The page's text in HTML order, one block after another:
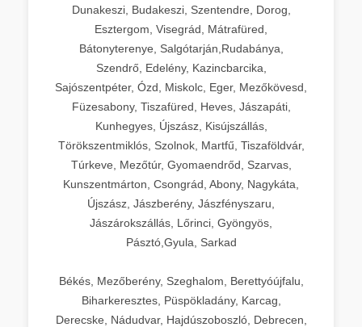
Dunakeszi, Budakeszi, Szentendre, Dorog,
Esztergom, Visegrád, Mátrafüred,
Bátonyterenye, Salgótarján,Rudabánya,
Szendrő, Edelény, Kazincbarcika,
Sajószentpéter, Ózd, Miskolc, Eger, Mezőkövesd,
Füzesabony, Tiszafüred, Heves, Jászapáti,
Kunhegyes, Újszász, Kisújszállás,
Törökszentmiklós, Szolnok, Martfű, Tiszaföldvár,
Túrkeve, Mezőtúr, Gyomaendrőd, Szarvas,
Kunszentmárton, Csongrád, Abony, Nagykáta,
Újszász, Jászberény, Jászfényszaru,
Jászárokszállás, Lőrinci, Gyöngyös,
Pásztó,Gyula, Sarkad
Békés, Mezőberény, Szeghalom, Berettyóújfalu,
Biharkeresztes, Püspökladány, Karcag,
Derecske, Nádudvar, Hajdúszoboszló, Debrecen,